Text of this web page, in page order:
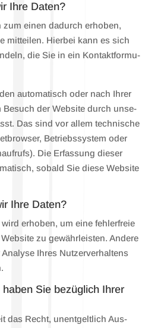
Ihre Daten?
zum einen dadurch erho­ben,
mit­tei­len. Hier­bei kann es sich
die Sie in ein Kon­takt­for­mu­
auto­ma­tisch oder nach Ihrer
Besuch der Web­site durch unse­
Das sind vor allem tech­ni­sche
Betriebs­sys­tem oder
Die Erfas­sung die­ser
sobald Sie die­se Web­site
Ihre Daten?
erho­ben, um eine feh­ler­freie
zu gewähr­leis­ten. Ande­re
Ihres Nut­zer­ver­hal­tens
Sie bezüg­lich Ihrer
das Recht, unent­gelt­lich Aus­